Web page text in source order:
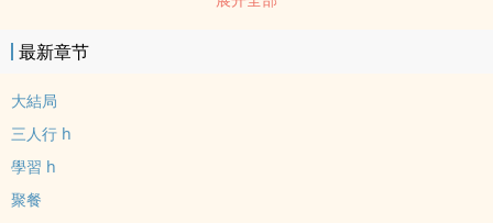
最新章节
大結局
三人行 h
學習 h
聚餐